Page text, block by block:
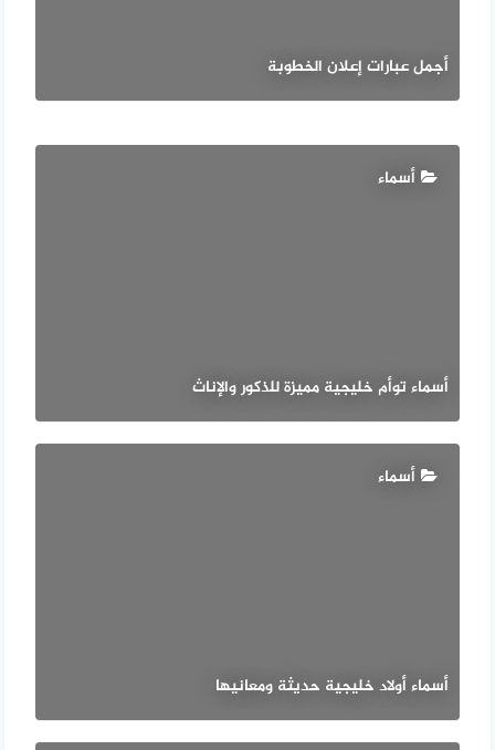
أجمل عبارات إعلان الخطوبة
أسماء
أسماء توأم خليجية مميزة للذكور والإناث
أسماء
أسماء أولاد خليجية حديثة ومعانيها